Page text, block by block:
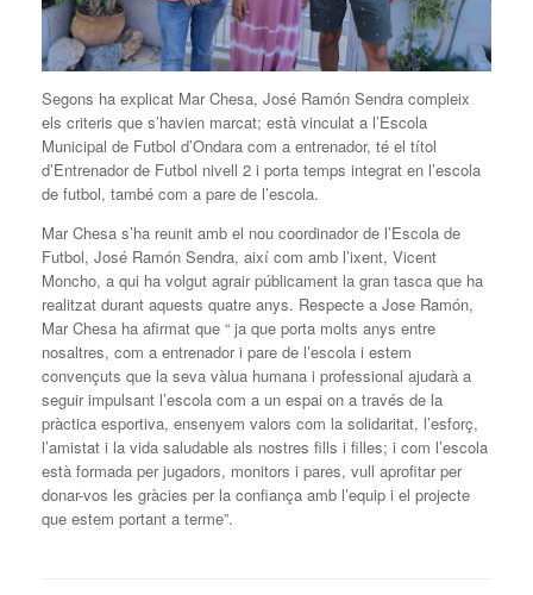
Segons ha explicat Mar Chesa, José Ramón Sendra compleix
els criteris que s’havien marcat; està vinculat a l’Escola
Municipal de Futbol d’Ondara com a entrenador, té el títol
d’Entrenador de Futbol nivell 2 i porta temps integrat en l’escola
de futbol, també com a pare de l’escola.
Mar Chesa s’ha reunit amb el nou coordinador de l’Escola de
Futbol, José Ramón Sendra, així com amb l’ixent, Vicent
Moncho, a qui ha volgut agrair públicament la gran tasca que ha
realitzat durant aquests quatre anys. Respecte a Jose Ramón,
Mar Chesa ha afirmat que “ ja que porta molts anys entre
nosaltres, com a entrenador i pare de l’escola i estem
convençuts que la seva vàlua humana i professional ajudarà a
seguir impulsant l’escola com a un espai on a través de la
pràctica esportiva, ensenyem valors com la solidaritat, l’esforç,
l’amistat i la vida saludable als nostres fills i filles; i com l’escola
està formada per jugadors, monitors i pares, vull aprofitar per
donar-vos les gràcies per la confiança amb l’equip i el projecte
que estem portant a terme”.